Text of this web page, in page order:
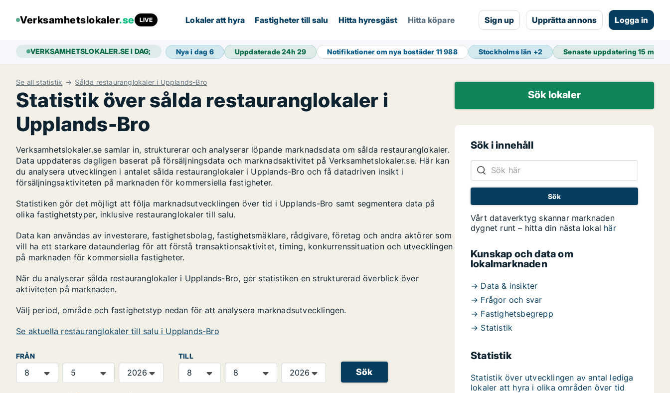
Verksamhetslokaler.se LIVE Lokaler att hyra Fastigheter till salu Hitta hyresgäst Hitta köpare Sign up Upprätta annons Logga in
VERKSAMHETSLOKALER.SE I DAG; Nya i dag 6 Uppdaterade 24h29 Notifikationer om nya bostäder 11 988 Stockholms län +2 Senaste uppdatering15 min
Se all statistik Sålda restauranglokaler i Upplands-Bro
Statistik över sålda restauranglokaler i
Upplands-Bro
Verksamhetslokaler.se samlar in, strukturerar och analyserar löpande marknadsdata om sålda restauranglokaler.
Data uppdateras dagligen baserat på försäljningsdata och marknadsaktivitet på Verksamhetslokaler.se. Här kan
du analysera utvecklingen i antalet sålda restauranglokaler i Upplands-Bro och få datadriven insikt i
försäljningsaktiviteten på marknaden för kommersiella fastigheter.
Statistiken gör det möjligt att följa marknadsutvecklingen över tid i Upplands-Bro samt segmentera data på
olika fastighetstyper, inklusive restauranglokaler till salu.
Data kan användas av investerare, fastighetsbolag, fastighetsmäklare, rådgivare, företag och andra aktörer som
vill ha ett starkare dataunderlag för att förstå transaktionsaktivitet, timing, konkurrenssituation och utvecklingen
på marknaden för kommersiella fastigheter.
När du analyserar sålda restauranglokaler i Upplands-Bro, ger statistiken en strukturerad överblick över
aktiviteten på marknaden.
Välj period, område och fastighetstyp nedan för att analysera marknadsutvecklingen.
Se aktuella restauranglokaler till salu i Upplands-Bro
FRÅN TILL
Sök
Sök lokaler
Sök i innehåll
Vårt dataverktyg skannar marknaden
dygnet runt – hitta din nästa lokal här
Kunskap och data om
lokalmarknaden
→ Data & insikter
→ Frågor och svar
→ Fastighetsbegrepp
→ Statistik
Statistik
Statistik över utvecklingen av antal lediga
lokaler att hyra i olika områden över tid